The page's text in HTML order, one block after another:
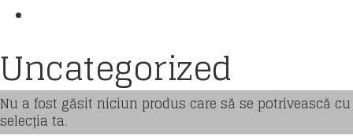
Uncategorized
Nu a fost găsit niciun produs care să se potrivească cu
selecția ta.